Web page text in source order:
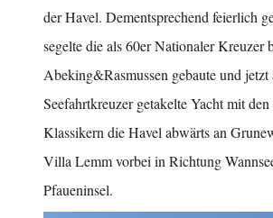
der Havel. Dementsprechend feierlich
segelte die als 60er Nationaler Kreuzer
Abeking&Rasmussen gebaute und jetzt
Seefahrtkreuzer getakelte Yacht mit den
Klassikern die Havel abwärts an
Villa Lemm vorbei in Richtung
Pfaueninsel.